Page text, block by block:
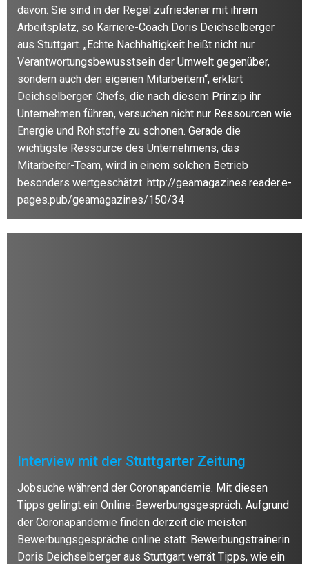
davon: Sie sind in der Regel zufriedener mit ihrem
Arbeitsplatz, so Karriere-Coach Doris Deichselberger
aus Stuttgart. „Echte Nachhaltigkeit heißt nicht nur
Verantwortungsbewusstsein der Umwelt gegenüber,
sondern auch den eigenen Mitarbeitern“, erklärt
Deichselberger. Chefs, die nach diesem Prinzip ihr
Unternehmen führen, versuchen nicht nur Ressourcen wie
Energie und Rohstoffe zu schonen. Gerade die
wichtigste Ressource des Unternehmens, das
Mitarbeiter-Team, wird in einem solchen Betrieb
besonders wertgeschätzt. http://geamagazines.reader.e-
pages.pub/geamagazines/150/34
Interview mit der Stuttgarter Zeitung
Jobsuche während der Coronapandemie. Mit diesen
Tipps gelingt ein Online-Bewerbungsgespräch. Aufgrund
der Coronapandemie finden derzeit die meisten
Bewerbungsgespräche online statt. Bewerbungstrainerin
Doris Deichselberger aus Stuttgart verrät Tipps, wie ein